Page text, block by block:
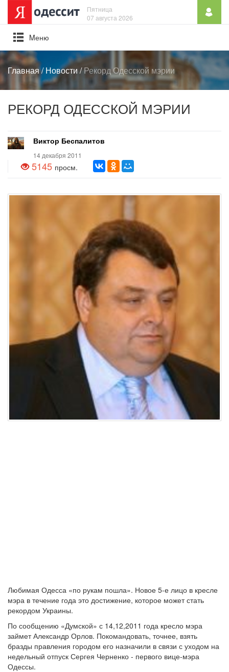
Пятница
07 августа 2026
Mеню
Главная/Новости/Рекорд Одесской мэрии
РЕКОРД ОДЕССКОЙ МЭРИИ
Виктор Беспалитов
14 декабря 2011
5145 просм.
Любимая Одесса «по рукам пошла». Новое 5-е лицо в кресле
мэра в течение года это достижение, которое может стать
рекордом Украины.
По сообщению «Думской» с 14,12,2011 года кресло мэра
займет Александр Орлов. Покомандовать, точнее, взять
бразды правления городом его назначили в связи с уходом на
недельный отпуск Сергея Черненко - первого вице-мэра
Одессы.